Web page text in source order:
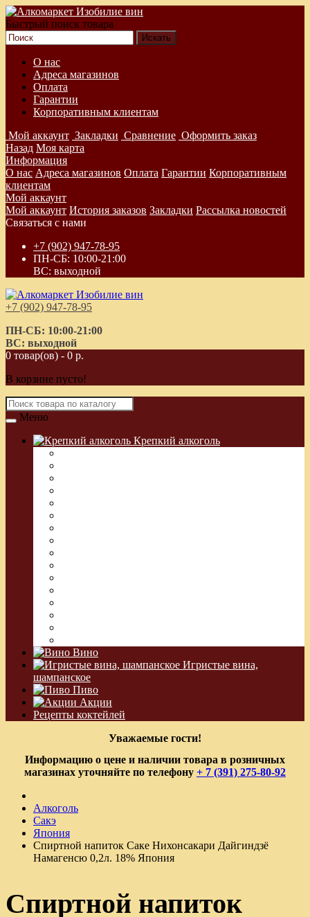
Быстрый поиск товара
О нас
Адреса магазинов
Оплата
Гарантии
Корпоративным клиентам
Мой аккаунт Закладки Сравнение Оформить заказ
Назад Моя карта
Информация
О нас Адреса магазинов Оплата Гарантии Корпоративным
клиентам
Мой аккаунт
Мой аккаунт История заказов Закладки Рассылка новостей
Связаться с нами
+7 (902) 947-78-95
ПН-СБ: 10:00-21:00
ВС: выходной
+7 (902) 947-78-95
ПН-СБ: 10:00-21:00
ВС: выходной
0 товар(ов) - 0 р.
В корзине пусто!
Меню
Крепкий алкоголь
Вино
Игристые вина,
шампанское
Пиво
Акции
Рецепты коктейлей
Уважаемые гости!
Информацию о цене и наличии товара в розничных
магазинах уточняйте по телефону + 7 (391) 275-80-92
Алкоголь
Сакэ
Япония
Спиртной напиток Саке Нихонсакари Дайгиндзё
Намагенсю 0,2л. 18% Япония
Спиртной напиток